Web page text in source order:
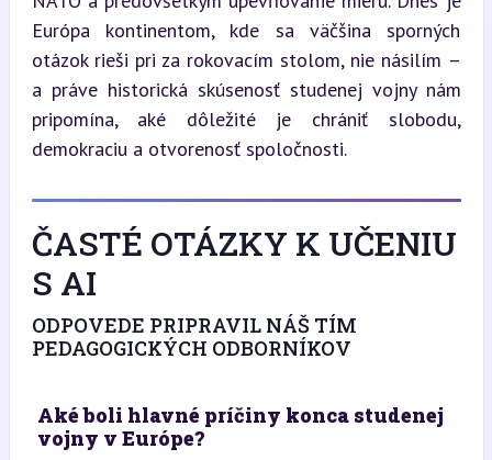
Európa kontinentom, kde sa väčšina sporných
otázok rieši pri za rokovacím stolom, nie násilím –
a práve historická skúsenosť studenej vojny nám
pripomína, aké dôležité je chrániť slobodu,
demokraciu a otvorenosť spoločnosti.
ČASTÉ OTÁZKY K UČENIU
S AI
ODPOVEDE PRIPRAVIL NÁŠ TÍM
PEDAGOGICKÝCH ODBORNÍKOV
Aké boli hlavné príčiny konca studenej
vojny v Európe?